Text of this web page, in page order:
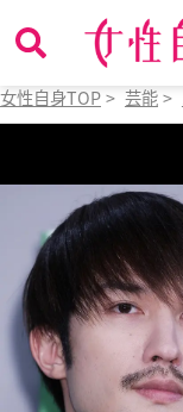
女性自身TOP > 芸能 >